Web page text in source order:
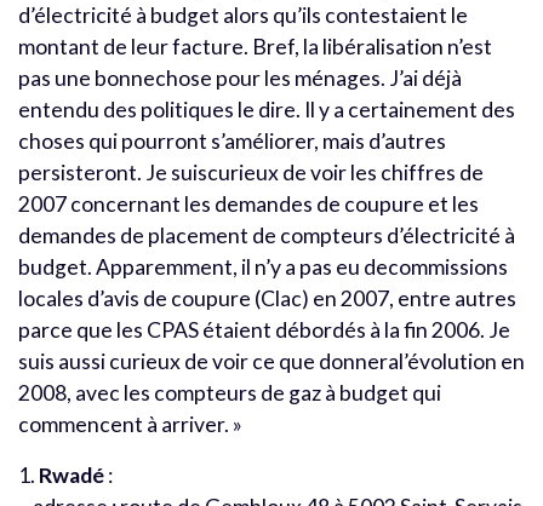
d’électricité à budget alors qu’ils contestaient le
montant de leur facture. Bref, la libéralisation n’est
pas une bonnechose pour les ménages. J’ai déjà
entendu des politiques le dire. Il y a certainement des
choses qui pourront s’améliorer, mais d’autres
persisteront. Je suiscurieux de voir les chiffres de
2007 concernant les demandes de coupure et les
demandes de placement de compteurs d’électricité à
budget. Apparemment, il n’y a pas eu decommissions
locales d’avis de coupure (Clac) en 2007, entre autres
parce que les CPAS étaient débordés à la fin 2006. Je
suis aussi curieux de voir ce que donneral’évolution en
2008, avec les compteurs de gaz à budget qui
commencent à arriver. »
1. Rwadé: